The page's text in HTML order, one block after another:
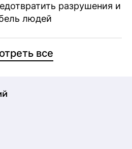
разрушения и
людей
все